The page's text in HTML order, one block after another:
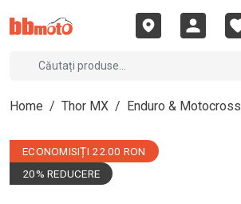
Home / Thor MX / Enduro & Motocross
ECONOMISIȚI 22.00 RON
20% REDUCERE